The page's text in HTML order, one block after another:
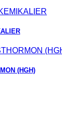
(HGH)